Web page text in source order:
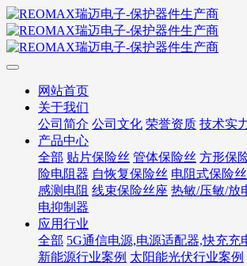
网站首页
关于我们
公司简介 公司文化 荣誉资质 技术实
产品中心
全部 贴片保险丝 管体保险丝 方形保
险电阻器 自恢复保险丝 电阻式保险丝
感测电阻 线束保险丝座 热敏/压敏/放
电抑制器
应用行业
全部 5G通信电源,电源适配器,快充充
新能源行业案例 太阳能光伏行业案例